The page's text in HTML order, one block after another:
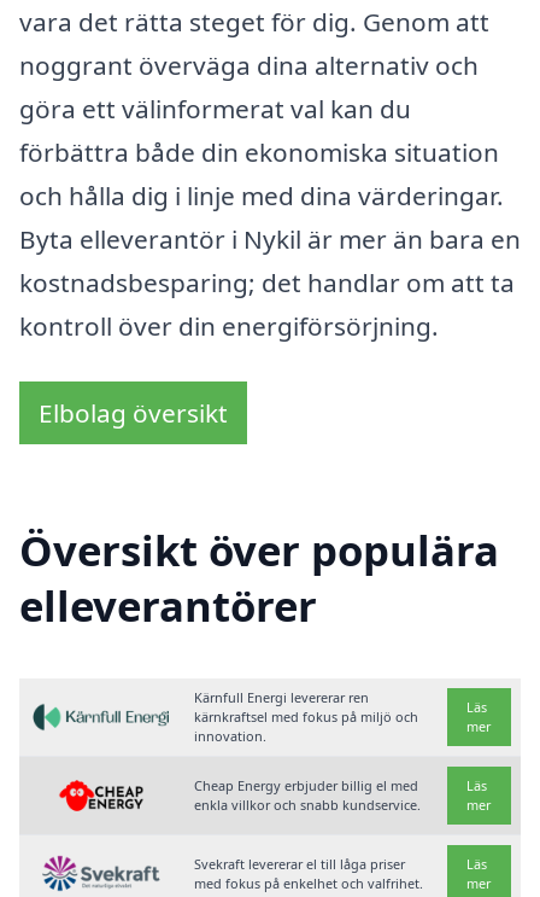
vara det rätta steget för dig. Genom att
noggrant överväga dina alternativ och
göra ett välinformerat val kan du
förbättra både din ekonomiska situation
och hålla dig i linje med dina värderingar.
Byta elleverantör i Nykil är mer än bara en
kostnadsbesparing; det handlar om att ta
kontroll över din energiförsörjning.
Elbolag översikt
Översikt över populära
elleverantörer
Kärnfull Energi levererar ren
kärnkraftsel med fokus på miljö och
innovation.
Läs
mer
Cheap Energy erbjuder billig el med
enkla villkor och snabb kundservice.
Läs
mer
Svekraft levererar el till låga priser
med fokus på enkelhet och valfrihet.
Läs
mer